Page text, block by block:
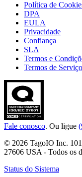
Política de
DPA
EULA
Privacidade
Confiança
SLA
Termos e
Termos de Serviço
Fale conosco. Ou ligue
© 2026 TagoIO Inc.
27606 USA - Todos os
Status do Sistema